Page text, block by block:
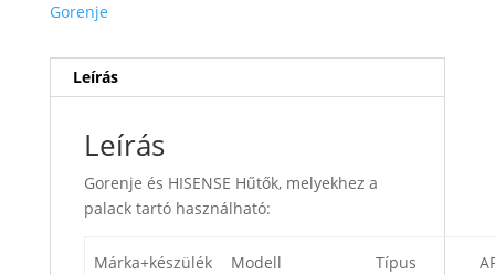
Gorenje
Leírás
Leírás
Gorenje és HISENSE Hűtők, melyekhez a
palack tartó használható:
Márka+készülék Modell Típus